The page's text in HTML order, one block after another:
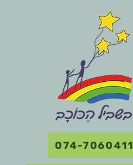
074-7060411